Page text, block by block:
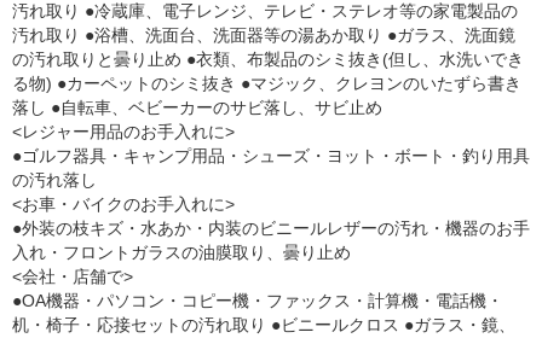
汚れ取り ●冷蔵庫、電子レンジ、テレビ・ステレオ等の家電製品の
汚れ取り ●浴槽、洗面台、洗面器等の湯あか取り ●ガラス、洗面鏡
の汚れ取りと曇り止め ●衣類、布製品のシミ抜き(但し、水洗いでき
る物) ●カーペットのシミ抜き ●マジック、クレヨンのいたずら書き
落し ●自転車、ベビーカーのサビ落し、サビ止め
<レジャー用品のお手入れに>
●ゴルフ器具・キャンプ用品・シューズ・ヨット・ボート・釣り用具
の汚れ落し
<お車・バイクのお手入れに>
●外装の枝キズ・水あか・内装のビニールレザーの汚れ・機器のお手
入れ・フロントガラスの油膜取り、曇り止め
<会社・店舗で>
●OA機器・パソコン・コピー機・ファックス・計算機・電話機・
机・椅子・応接セットの汚れ取り ●ビニールクロス ●ガラス・鏡、